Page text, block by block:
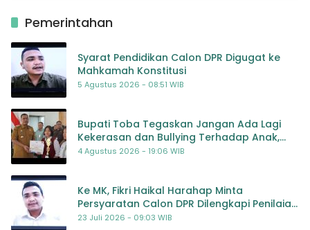
Pemerintahan
Syarat Pendidikan Calon DPR Digugat ke
Mahkamah Konstitusi
5 Agustus 2026 - 08:51 WIB
Bupati Toba Tegaskan Jangan Ada Lagi
Kekerasan dan Bullying Terhadap Anak,
Dorong Kolaborasi Seluruh Pihak
4 Agustus 2026 - 19:06 WIB
Ke MK, Fikri Haikal Harahap Minta
Persyaratan Calon DPR Dilengkapi Penilaian
Kompetensi
23 Juli 2026 - 09:03 WIB